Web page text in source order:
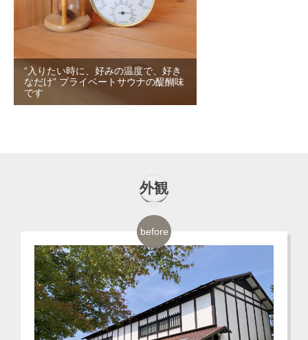
“入りたい時に、好みの温度で、好き
なだけ” プライベートサウナの醍醐味
です
外観
before